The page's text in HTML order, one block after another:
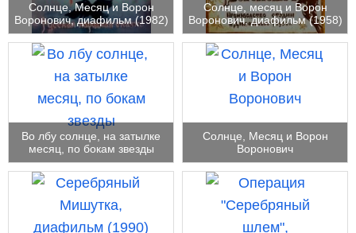
Солнце, Месяц и Ворон
Воронович, диафильм (1982)
Солнце, месяц и Ворон
Воронович, диафильм (1958)
Во лбу солнце, на затылке
месяц, по бокам звезды
Солнце, Месяц и Ворон
Воронович